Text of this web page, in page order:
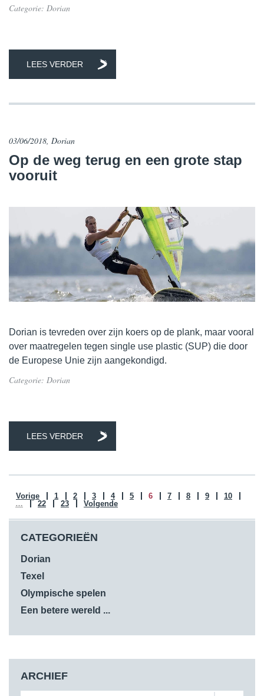
Categorie: Dorian
LEES VERDER
03/06/2018, Dorian
​Op de weg terug en een grote stap
vooruit
Dorian is tevreden over zijn koers op de plank, maar vooral
over maatregelen tegen single use plastic (SUP) die door
de Europese Unie zijn aangekondigd.
Categorie: Dorian
LEES VERDER
Vorige 1 2 3 4 5 6 7 8 9
10
…
22 23 Volgende
CATEGORIEËN
Dorian
Texel
Olympische spelen
Een betere wereld ...
ARCHIEF